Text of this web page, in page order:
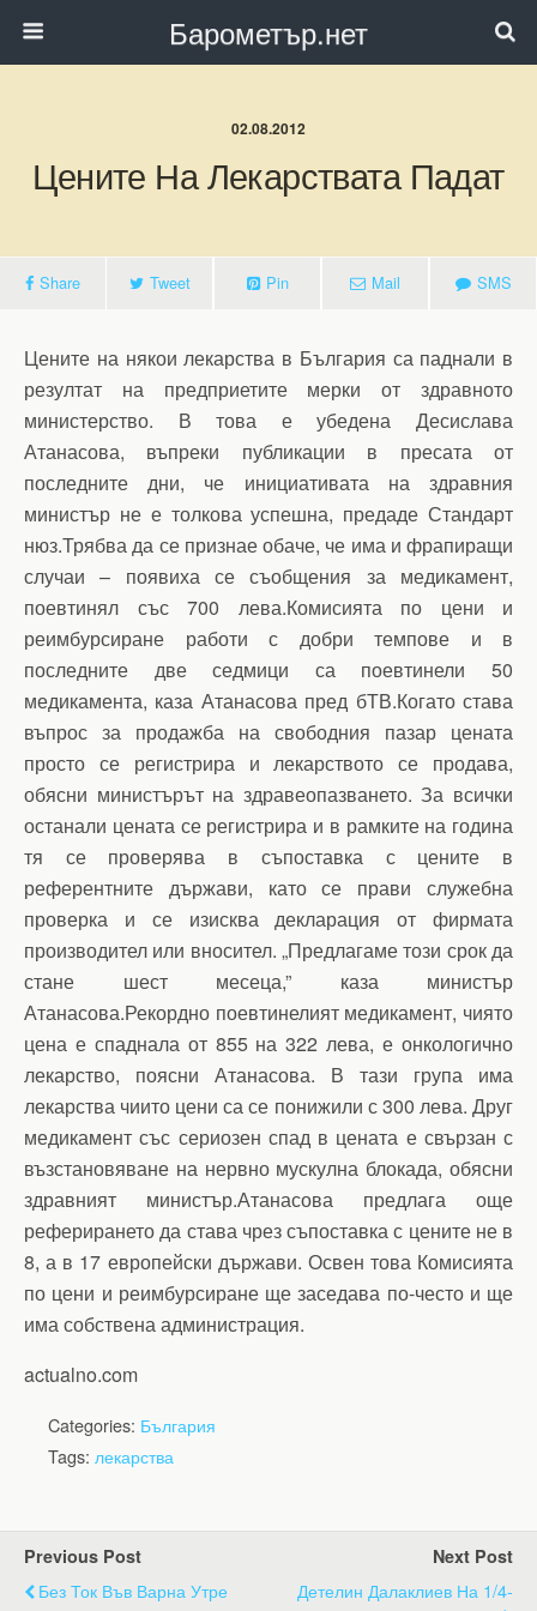
Барометър.нет
02.08.2012
Цените На Лекарствата Падат
Share Tweet Pin Mail SMS
Цените на някои лекарства в България са паднали в
резултат на предприетите мерки от здравното
министерство. В това е убедена Десислава
Атанасова, въпреки публикации в пресата от
последните дни, че инициативата на здравния
министър не е толкова успешна, предаде Стандарт
нюз.Трябва да се признае обаче, че има и фрапиращи
случаи – появиха се съобщения за медикамент,
поевтинял със 700 лева.Комисията по цени и
реимбурсиране работи с добри темпове и в
последните две седмици са поевтинели 50
медикамента, каза Атанасова пред бТВ.Когато става
въпрос за продажба на свободния пазар цената
просто се регистрира и лекарството се продава,
обясни министърът на здравеопазването. За всички
останали цената се регистрира и в рамките на година
тя се проверява в съпоставка с цените в
референтните държави, като се прави служебна
проверка и се изисква декларация от фирмата
производител или вносител. „Предлагаме този срок да
стане шест месеца,” каза министър
Атанасова.Рекордно поевтинелият медикамент, чиято
цена е спаднала от 855 на 322 лева, е онкологично
лекарство, поясни Атанасова. В тази група има
лекарства чиито цени са се понижили с 300 лева. Друг
медикамент със сериозен спад в цената е свързан с
възстановяване на нервно мускулна блокада, обясни
здравният министър.Атанасова предлага още
реферирането да става чрез съпоставка с цените не в
8, а в 17 европейски държави. Освен това Комисията
по цени и реимбурсиране ще заседава по-често и ще
има собствена администрация.
actualno.com
Categories: България
Tags: лекарства
Previous Post
Без Ток Във Варна Утре
Next Post
Детелин Далаклиев На 1/4-